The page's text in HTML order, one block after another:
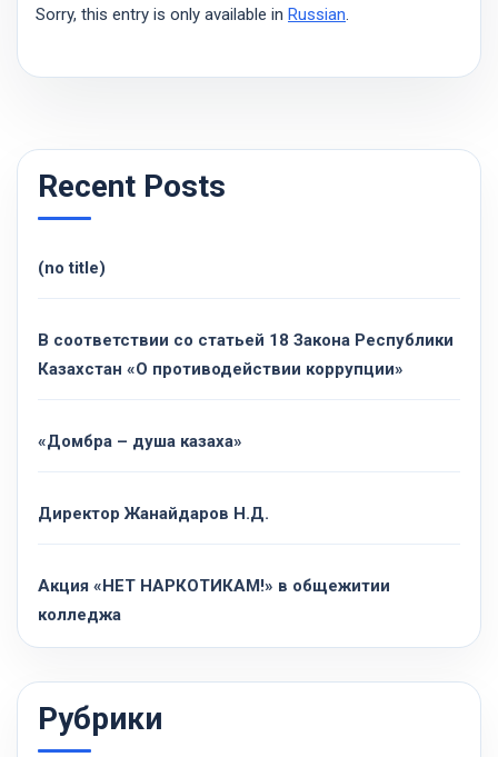
Sorry, this entry is only available in Russian.
Recent Posts
(no title)
В соответствии со статьей 18 Закона Республики
Казахстан «О противодействии коррупции»
«Домбра – душа казаха»
Директор Жанайдаров Н.Д.
Акция «НЕТ НАРКОТИКАМ!» в общежитии
колледжа
Рубрики